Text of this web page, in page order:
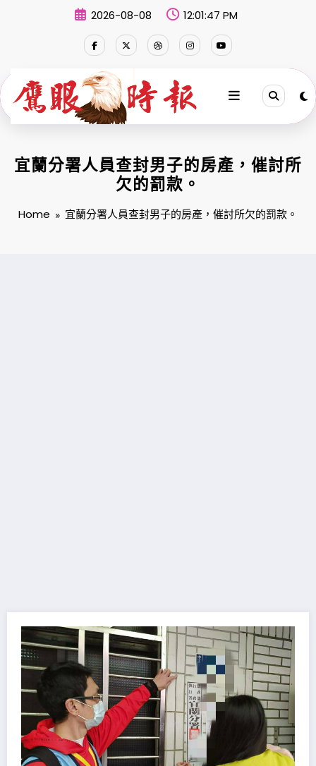
2026-08-08 12:01:47 PM
宜蘭分署人員查封男子的房產，催討所
欠的罰款。
Home 宜蘭分署人員查封男子的房產，催討所欠的罰款。